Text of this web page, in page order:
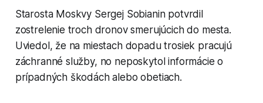
Starosta Moskvy Sergej Sobianin potvrdil
zostrelenie troch dronov smerujúcich do mesta.
Uviedol, že na miestach dopadu trosiek pracujú
záchranné služby, no neposkytol informácie o
prípadných škodách alebo obetiach.